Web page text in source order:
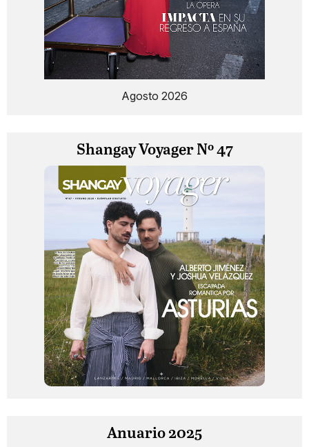
Agosto 2026
Shangay Voyager Nº 47
Anuario 2025